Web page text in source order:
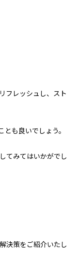
フレッシュし、スト
も良いでしょう。
てみてはいかがでし
決策をご紹介いたし